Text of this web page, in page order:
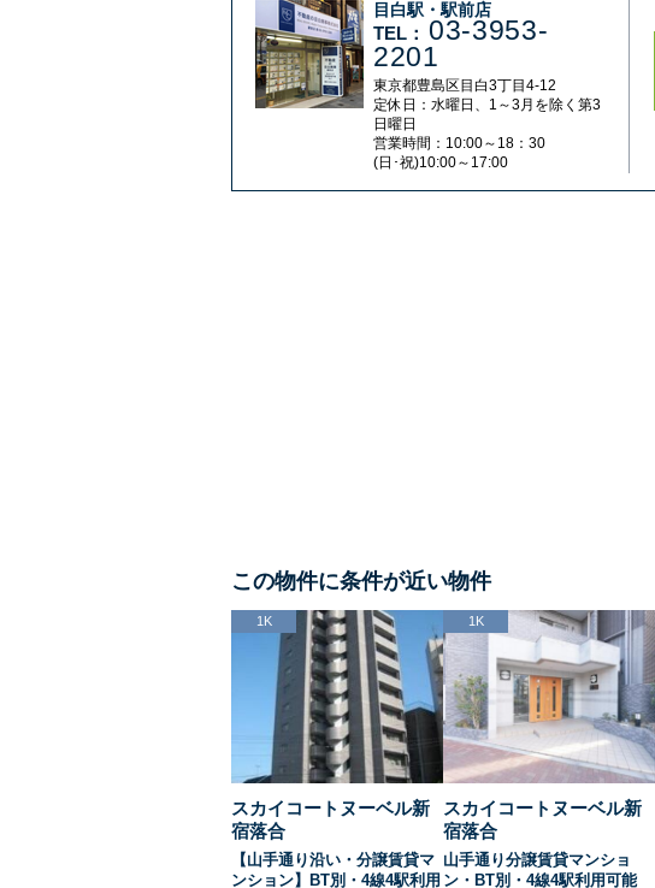
目白駅・駅前店
TEL： 03-3953-
2201
東京都豊島区目白3丁目4-12
定休日：水曜日、1～3月を除く第3
日曜日
営業時間：10:00～18：30
(日･祝)10:00～17:00
この物件に条件が近い物件
1K
スカイコートヌーベル新
宿落合
【山手通り沿い・分譲賃貸マ
ンション】BT別・4線4駅利用
1K
スカイコートヌーベル新
宿落合
山手通り分譲賃貸マンショ
ン・BT別・4線4駅利用可能